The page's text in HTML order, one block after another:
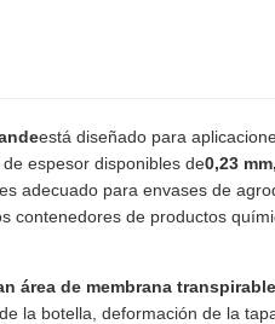
está diseñado para
espesor disponibles de0,23
adecuado para envases de
contenedores de productos
área de membrana transpirable
la botella, deformación de la